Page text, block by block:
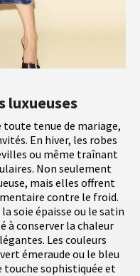
luxueuses
tenue de mariage,
En hiver, les robes
ou même traînant
Non seulement
mais elles offrent
contre le froid.
soie épaisse ou le satin
à conserver la chaleur
Les couleurs
émeraude ou le bleu
sophistiquée et